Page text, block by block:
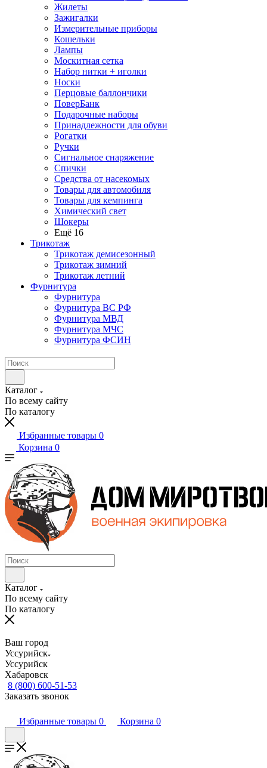
Жилеты
Зажигалки
Измерительные приборы
Кошельки
Лампы
Москитная сетка
Набор нитки + иголки
Носки
Перцовые баллончики
ПоверБанк
Подарочные наборы
Принадлежности для обуви
Рогатки
Ручки
Сигнальное снаряжение
Спички
Средства от насекомых
Товары для автомобиля
Товары для кемпинга
Химический свет
Шокеры
Ещё 16
Трикотаж
Трикотаж демисезонный
Трикотаж зимний
Трикотаж летний
Фурнитура
Фурнитура
Фурнитура ВС РФ
Фурнитура МВД
Фурнитура МЧС
Фурнитура ФСИН
Каталог
По всему сайту
По каталогу
Избранные товары 0
Корзина 0
Каталог
По всему сайту
По каталогу
Ваш город
Уссурийск
Уссурийск
Хабаровск
8 (800) 600-51-53
Заказать звонок
Избранные товары 0 Корзина 0